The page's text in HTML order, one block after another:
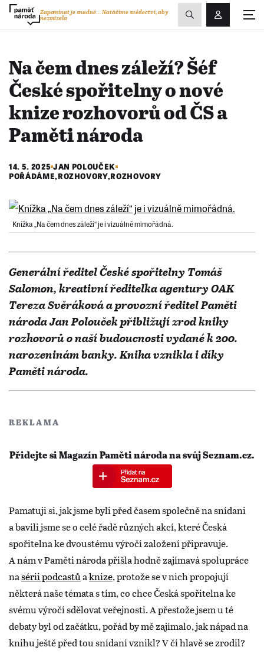
Přihlášení/
Zapomínat je snadné...Natáčíme svědectví, aby
nezmizela
Zobrazit
vyhledávání
Na čem dnes záleží? Šéf
České spořitelny o nové
knize rozhovorů od ČS a
Paměti národa
14. 5. 2025 JAN POLOUČEK
POŘÁDÁME,ROZHOVORY,ROZHOVORY
Knížka „Na čem dnes záleží“ je i vizuálně mimořádná.
Generální ředitel České spořitelny Tomáš
Salomon, kreativní ředitelka agentury OAK
Tereza Svěráková a provozní ředitel Paměti
národa Jan Polouček přibližují zrod knihy
rozhovorů o naší budoucnosti vydané k 200.
narozeninám banky. Kniha vznikla i díky
Paměti národa.
REKLAMA
Přidejte si Magazín Paměti národa na svůj Seznam.cz.
Pamatuji si, jak jsme byli před časem společně na snídani
a bavili jsme se o celé řadě různých akcí, které Česká
spořitelna ke dvoustému výročí založení připravuje.
A nám v Paměti národa přišla hodně zajímavá spolupráce
nasérii podcastůaknize, protože se v nich propojují
některá naše témata s tím, co chce Česká spořitelna ke
svému výročí sdělovat veřejnosti. A přestože jsem u té
debaty byl od začátku, pořád by mě zajímalo, jak nápad na
knihu ještě před tou snídaní vznikl? V čí hlavě se zrodil?